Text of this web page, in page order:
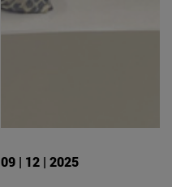
09 | 12 | 2025